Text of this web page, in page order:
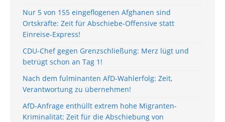
Nur 5 von 155 eingeflogenen Afghanen sind
Ortskräfte: Zeit für Abschiebe-Offensive statt
Einreise-Express!
CDU-Chef gegen Grenzschließung: Merz lügt und
betrügt schon an Tag 1!
Nach dem fulminanten AfD-Wahlerfolg: Zeit,
Verantwortung zu übernehmen!
AfD-Anfrage enthüllt extrem hohe Migranten-
Kriminalität: Zeit für die Abschiebung von